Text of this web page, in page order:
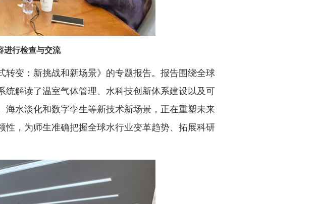
进行检查与交流
变：新挑战和新场景》的专题报告。报告围绕全球
解读了温室气体管理、水科技创新体系建设以及可
水淡化和数字孪生等新技术新场景，正在重塑未来
，为师生准确把握全球水行业变革趋势、拓展科研